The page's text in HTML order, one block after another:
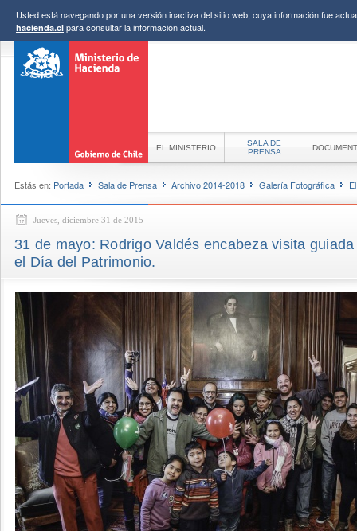
Usted está navegando por una versión inactiva del sitio web, cuya información fue
hacienda.cl para consultar la información actual.
EL MINISTERIO
SALA DE
PRENSA
Estás en: Portada Sala de Prensa Archivo 2014-2018 Galería Fotográfica
Jueves, diciembre 31 de 2015
31 de mayo: Rodrigo Valdés encabeza visita
el Día del Patrimonio.